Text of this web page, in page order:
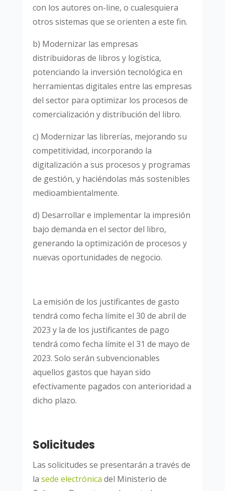
con los autores on-line, o cualesquiera
otros sistemas que se orienten a este fin.
b) Modernizar las empresas
distribuidoras de libros y logística,
potenciando la inversión tecnológica en
herramientas digitales entre las empresas
del sector para optimizar los procesos de
comercialización y distribución del libro.
c) Modernizar las librerías, mejorando su
competitividad, incorporando la
digitalización a sus procesos y programas
de gestión, y haciéndolas más sostenibles
medioambientalmente.
d) Desarrollar e implementar la impresión
bajo demanda en el sector del libro,
generando la optimización de procesos y
nuevas oportunidades de negocio.
La emisión de los justificantes de gasto
tendrá como fecha límite el 30 de abril de
2023 y la de los justificantes de pago
tendrá como fecha límite el 31 de mayo de
2023. Solo serán subvencionables
aquellos gastos que hayan sido
efectivamente pagados con anterioridad a
dicho plazo.
Solicitudes
Las solicitudes se presentarán a través de
la sede electrónica del Ministerio de